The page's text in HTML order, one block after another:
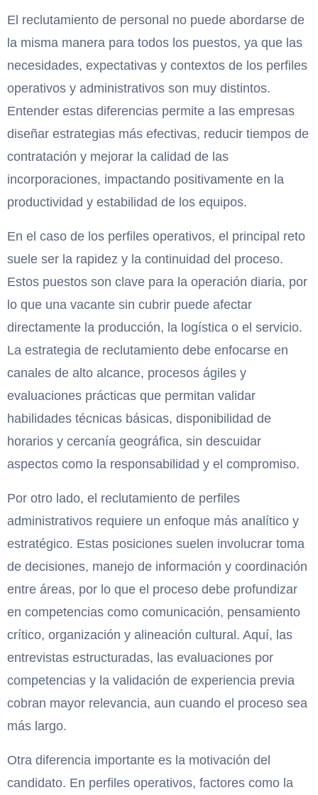
El reclutamiento de personal no puede abordarse de
la misma manera para todos los puestos, ya que las
necesidades, expectativas y contextos de los perfiles
operativos y administrativos son muy distintos.
Entender estas diferencias permite a las empresas
diseñar estrategias más efectivas, reducir tiempos de
contratación y mejorar la calidad de las
incorporaciones, impactando positivamente en la
productividad y estabilidad de los equipos.
En el caso de los perfiles operativos, el principal reto
suele ser la rapidez y la continuidad del proceso.
Estos puestos son clave para la operación diaria, por
lo que una vacante sin cubrir puede afectar
directamente la producción, la logística o el servicio.
La estrategia de reclutamiento debe enfocarse en
canales de alto alcance, procesos ágiles y
evaluaciones prácticas que permitan validar
habilidades técnicas básicas, disponibilidad de
horarios y cercanía geográfica, sin descuidar
aspectos como la responsabilidad y el compromiso.
Por otro lado, el reclutamiento de perfiles
administrativos requiere un enfoque más analítico y
estratégico. Estas posiciones suelen involucrar toma
de decisiones, manejo de información y coordinación
entre áreas, por lo que el proceso debe profundizar
en competencias como comunicación, pensamiento
crítico, organización y alineación cultural. Aquí, las
entrevistas estructuradas, las evaluaciones por
competencias y la validación de experiencia previa
cobran mayor relevancia, aun cuando el proceso sea
más largo.
Otra diferencia importante es la motivación del
candidato. En perfiles operativos, factores como la